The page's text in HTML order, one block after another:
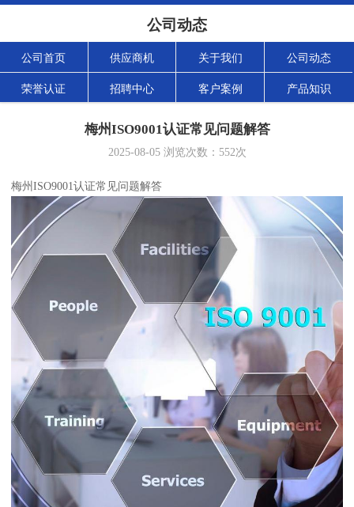
公司动态
公司首页 供应商机 关于我们 公司动态
荣誉认证 招聘中心 客户案例 产品知识
梅州ISO9001认证常见问题解答
2025-08-05浏览次数： 552次
梅州ISO9001认证常见问题解答